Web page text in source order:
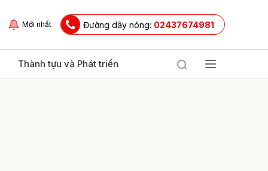
Mới nhất Đường dây nóng: 02437674981
Thành tựu và Phát triển